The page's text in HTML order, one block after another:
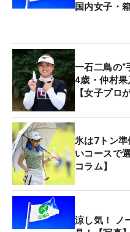
国内女子・
一石二鳥の
4歳・仲村
【女子プロ
氷は7トン
いコースで
コラム】
涼し気！ ノ